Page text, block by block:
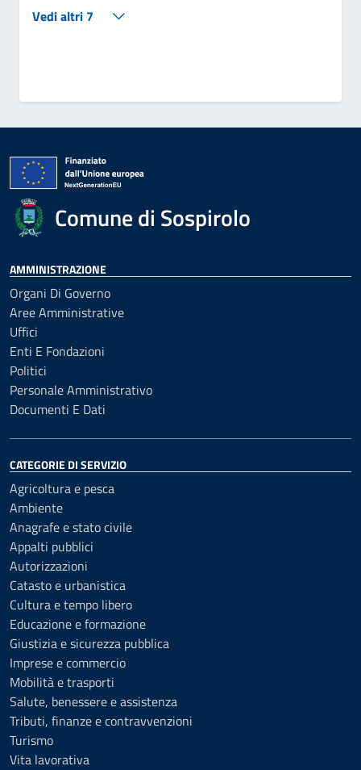
Vedi altri 7
Comune di Sospirolo
AMMINISTRAZIONE
Organi Di Governo
Aree Amministrative
Uffici
Enti E Fondazioni
Politici
Personale Amministrativo
Documenti E Dati
CATEGORIE DI SERVIZIO
Agricoltura e pesca
Ambiente
Anagrafe e stato civile
Appalti pubblici
Autorizzazioni
Catasto e urbanistica
Cultura e tempo libero
Educazione e formazione
Giustizia e sicurezza pubblica
Imprese e commercio
Mobilità e trasporti
Salute, benessere e assistenza
Tributi, finanze e contravvenzioni
Turismo
Vita lavorativa